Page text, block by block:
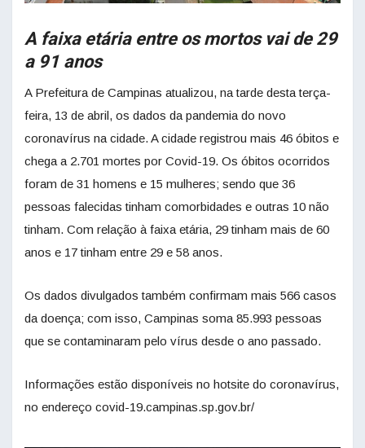
A faixa etária entre os mortos vai de 29
a 91 anos
A Prefeitura de Campinas atualizou, na tarde desta terça-
feira, 13 de abril, os dados da pandemia do novo
coronavírus na cidade. A cidade registrou mais 46 óbitos e
chega a 2.701 mortes por Covid-19. Os óbitos ocorridos
foram de 31 homens e 15 mulheres; sendo que 36
pessoas falecidas tinham comorbidades e outras 10 não
tinham. Com relação à faixa etária, 29 tinham mais de 60
anos e 17 tinham entre 29 e 58 anos.
Os dados divulgados também confirmam mais 566 casos
da doença; com isso, Campinas soma 85.993 pessoas
que se contaminaram pelo vírus desde o ano passado.
Informações estão disponíveis no hotsite do coronavírus,
no endereço covid-19.campinas.sp.gov.br/